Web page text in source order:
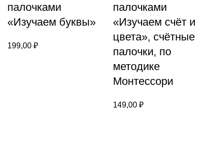
палочками
«Изучаем буквы»
199,00 ₽
палочками
«Изучаем счёт и
цвета», счётные
палочки, по
методике
Монтессори
149,00 ₽